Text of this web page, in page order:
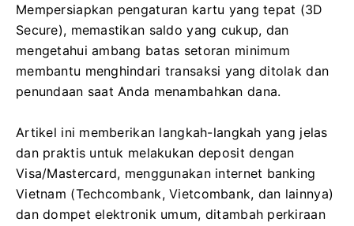
Mempersiapkan pengaturan kartu yang tepat (3D
Secure), memastikan saldo yang cukup, dan
mengetahui ambang batas setoran minimum
membantu menghindari transaksi yang ditolak dan
penundaan saat Anda menambahkan dana.
Artikel ini memberikan langkah-langkah yang jelas
dan praktis untuk melakukan deposit dengan
Visa/Mastercard, menggunakan internet banking
Vietnam (Techcombank, Vietcombank, dan lainnya)
dan dompet elektronik umum, ditambah perkiraan